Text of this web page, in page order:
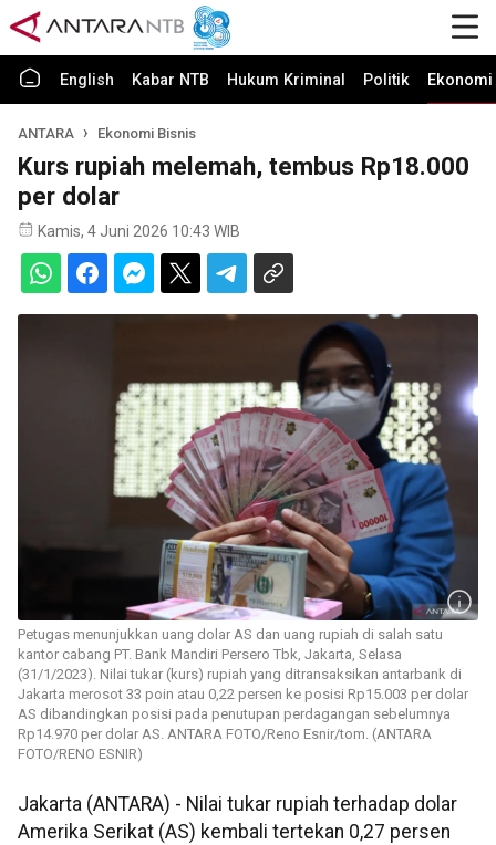
English Kabar NTB Hukum Kriminal Politik
ANTARA Ekonomi Bisnis
Kurs rupiah melemah, tembus Rp18.000
per dolar
Kamis, 4 Juni 2026 10:43 WIB
Petugas menunjukkan uang dolar AS dan uang rupiah di salah satu
kantor cabang PT. Bank Mandiri Persero Tbk, Jakarta, Selasa
(31/1/2023). Nilai tukar (kurs) rupiah yang ditransaksikan antarbank di
Jakarta merosot 33 poin atau 0,22 persen ke posisi Rp15.003 per dolar
AS dibandingkan posisi pada penutupan perdagangan sebelumnya
Rp14.970 per dolar AS. ANTARA FOTO/Reno Esnir/tom. (ANTARA
FOTO/RENO ESNIR)
Jakarta (ANTARA) - Nilai tukar rupiah terhadap dolar
Amerika Serikat (AS) kembali tertekan 0,27 persen